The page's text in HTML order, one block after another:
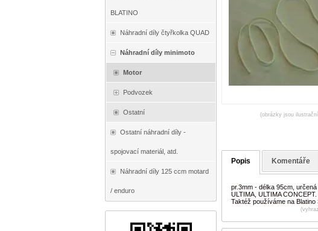
BLATINO
Náhradní díly čtyřkolka QUAD
Náhradní díly minimoto
Motor
Podvozek
Ostatní
Ostatní náhradní díly -
spojovací materiál, atd.
Náhradní díly 125 ccm motard
/ enduro
(obrázky jsou
Popis Komentáře
pr.3mm - délka 95cm,
ULTIMA, ULTIMA CONCEPT.
Taktéž používáme na Blatino